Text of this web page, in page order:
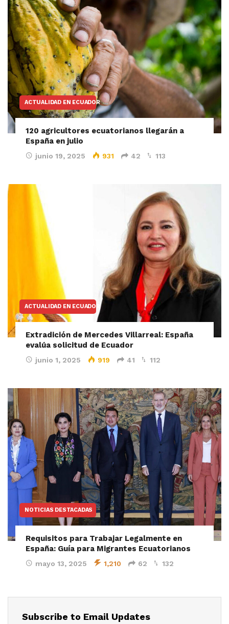
ACTUALIDAD EN ECUADOR
120 agricultores ecuatorianos llegarán a
España en julio
junio 19, 2025 931 42 113
ACTUALIDAD EN ECUADOR
Extradición de Mercedes Villarreal: España
evalúa solicitud de Ecuador
junio 1, 2025 919 41 112
NOTICIAS DESTACADAS
Requisitos para Trabajar Legalmente en
España: Guía para Migrantes Ecuatorianos
mayo 13, 2025 1,210 62 132
Subscribe to Email Updates